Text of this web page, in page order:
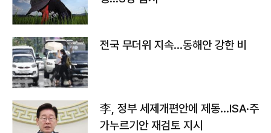
전국 무더위 지속…동해안 강한 비
李, 정부 세제개편안에 제동…ISA·주
가누르기안 재검토 지시